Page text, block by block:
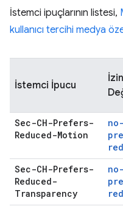
İstemci ipuçlarının listesi,
kullanıcı tercihi medya
İstemci İpucu
Sec-CH-Prefers-
Reduced-Motion
no-
Sec-CH-Prefers-
Reduced-
Transparency
no-